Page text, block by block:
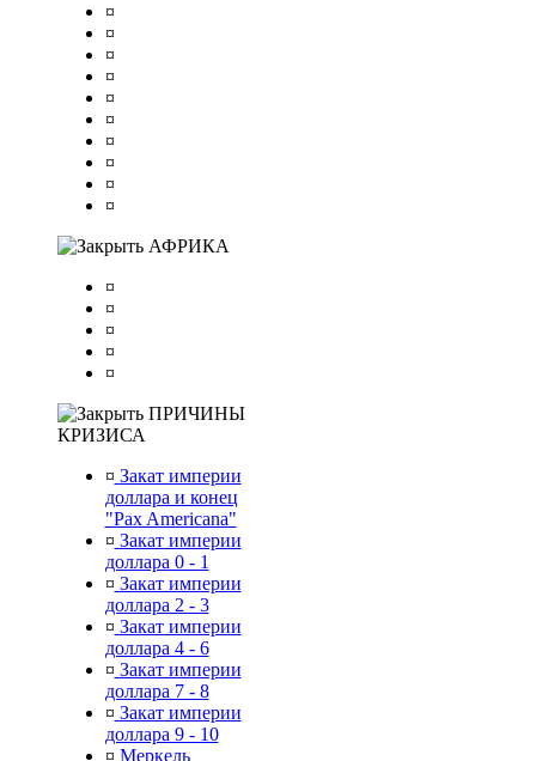
¤
¤
¤
¤
¤
¤
¤
¤
¤
¤
АФРИКА
¤
¤
¤
¤
¤
ПРИЧИНЫ
КРИЗИСА
¤ Закат империи
доллара и конец
"Pax Americana"
¤ Закат империи
доллара 0 - 1
¤ Закат империи
доллара 2 - 3
¤ Закат империи
доллара 4 - 6
¤ Закат империи
доллара 7 - 8
¤ Закат империи
доллара 9 - 10
¤ Меркель